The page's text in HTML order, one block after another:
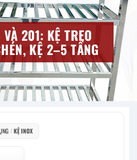
201: KỆ TREO
KỆ 2–5 TẦNG
/ KỆ INOX